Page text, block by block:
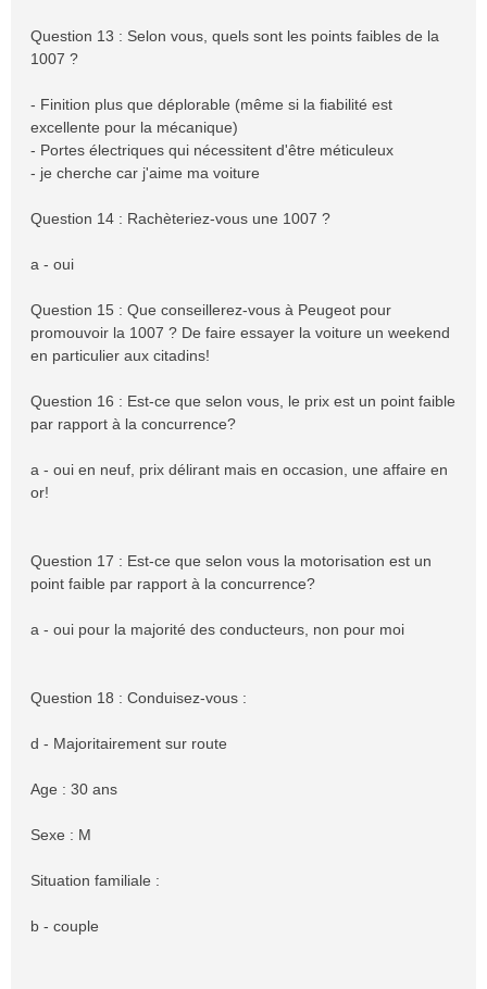
Question 13 : Selon vous, quels sont les points faibles de la
1007 ?
- Finition plus que déplorable (même si la fiabilité est
excellente pour la mécanique)
- Portes électriques qui nécessitent d'être méticuleux
- je cherche car j'aime ma voiture
Question 14 : Rachèteriez-vous une 1007 ?
a - oui
Question 15 : Que conseillerez-vous à Peugeot pour
promouvoir la 1007 ? De faire essayer la voiture un weekend
en particulier aux citadins!
Question 16 : Est-ce que selon vous, le prix est un point faible
par rapport à la concurrence?
a - oui en neuf, prix délirant mais en occasion, une affaire en
or!
Question 17 : Est-ce que selon vous la motorisation est un
point faible par rapport à la concurrence?
a - oui pour la majorité des conducteurs, non pour moi
Question 18 : Conduisez-vous :
d - Majoritairement sur route
Age : 30 ans
Sexe : M
Situation familiale :
b - couple